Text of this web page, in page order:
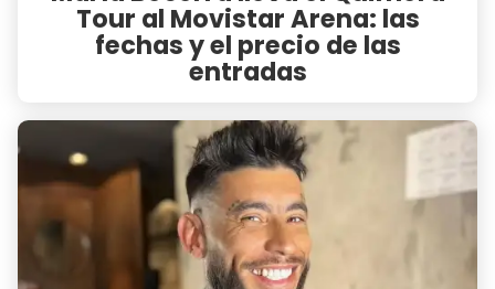
Tour al Movistar Arena: las
fechas y el precio de las
entradas